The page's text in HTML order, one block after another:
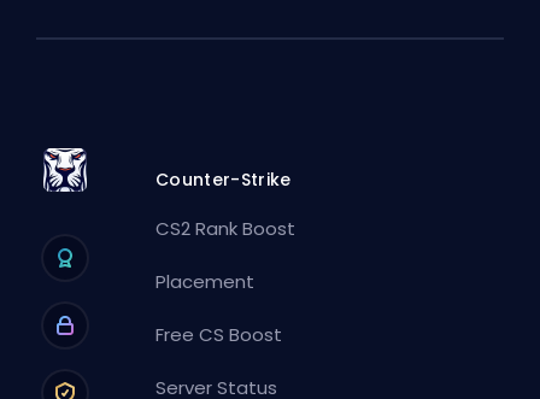
Counter-Strike
CS2 Rank Boost
Placement
Free CS Boost
Server Status